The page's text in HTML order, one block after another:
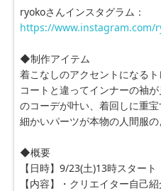
ryokoさんインスタグラム：
https://www.instagram.com/
◆制作アイテム
着こなしのアクセントになるト
コートと違ってインナーの袖
のコーデが叶い、着回しに重宝
細かいパーツが本物の人間服
◆概要
【日時】9/23(土)13時スタート
【内容】・クリエイター自己